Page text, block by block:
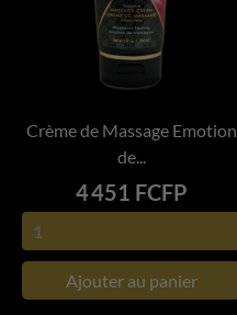
Crème de Massage Emotion
de...
Prix
4 451 FCFP
Ajouter au panier